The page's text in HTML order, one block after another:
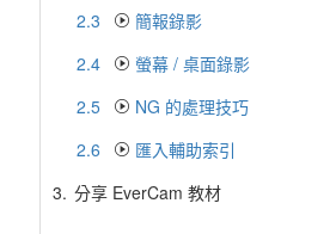
2.3
簡報錄影
2.4
螢幕 / 桌面錄影
2.5
NG 的處理技巧
2.6
匯入輔助索引
3. 分享 EverCam 教材